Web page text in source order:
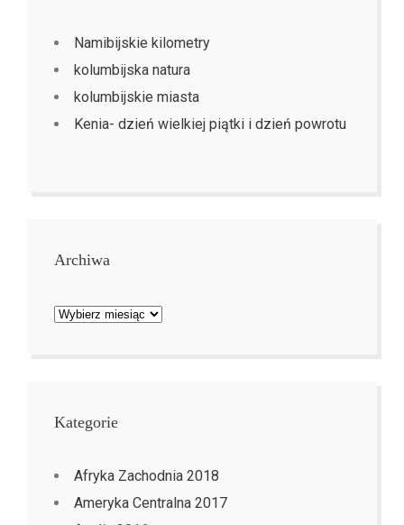
Namibijskie kilometry
kolumbijska natura
kolumbijskie miasta
Kenia- dzień wielkiej piątki i dzień powrotu
Archiwa
Archiwa
Kategorie
Afryka Zachodnia 2018
Ameryka Centralna 2017